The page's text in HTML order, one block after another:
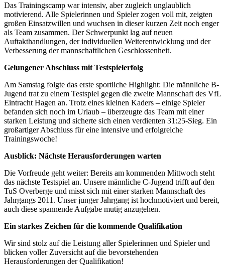
Das Trainingscamp war intensiv, aber zugleich unglaublich
motivierend. Alle Spielerinnen und Spieler zogen voll mit, zeigten
großen Einsatzwillen und wuchsen in dieser kurzen Zeit noch enger
als Team zusammen. Der Schwerpunkt lag auf neuen
Auftakthandlungen, der individuellen Weiterentwicklung und der
Verbesserung der mannschaftlichen Geschlossenheit.
Gelungener Abschluss mit Testspielerfolg
Am Samstag folgte das erste sportliche Highlight: Die männliche B-
Jugend trat zu einem Testspiel gegen die zweite Mannschaft des VfL
Eintracht Hagen an. Trotz eines kleinen Kaders – einige Spieler
befanden sich noch im Urlaub – überzeugte das Team mit einer
starken Leistung und sicherte sich einen verdienten 31:25-Sieg. Ein
großartiger Abschluss für eine intensive und erfolgreiche
Trainingswoche!
Ausblick: Nächste Herausforderungen warten
Die Vorfreude geht weiter: Bereits am kommenden Mittwoch steht
das nächste Testspiel an. Unsere männliche C-Jugend trifft auf den
TuS Overberge und misst sich mit einer starken Mannschaft des
Jahrgangs 2011. Unser junger Jahrgang ist hochmotiviert und bereit,
auch diese spannende Aufgabe mutig anzugehen.
Ein starkes Zeichen für die kommende Qualifikation
Wir sind stolz auf die Leistung aller Spielerinnen und Spieler und
blicken voller Zuversicht auf die bevorstehenden
Herausforderungen der Qualifikation!